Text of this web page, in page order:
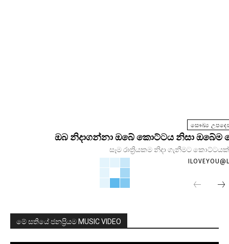
සෞඛ්‍ය
ඔබ නිදාගන්නා ඔබේ කොට්ටය නිසා ඔබේම
සෑම රාත්‍රියකම නිදා ගැනීමට
මේ සතියේ ජනප්‍රියම MUSIC VIDEO